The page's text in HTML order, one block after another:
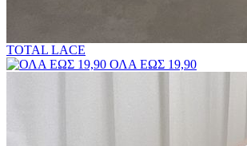
TOTAL LACE
ΟΛΑ ΕΩΣ 19,90